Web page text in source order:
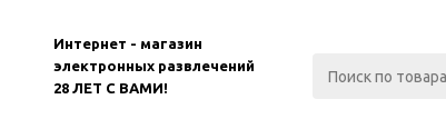
Интернет - магазин
электронных развлечений
28 ЛЕТ С ВАМИ!
Black Ops Gulf